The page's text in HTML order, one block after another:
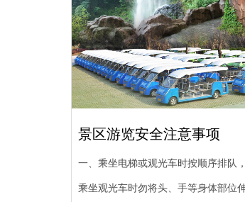
景区游览安全注意事项
一、乘坐电梯或观光车时按顺序排队
乘坐观光车时勿将头、手等身体部位